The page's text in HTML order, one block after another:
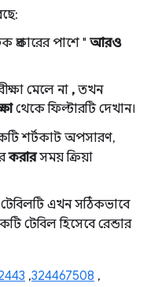
প্রকারের পাশে " আরও
মেলে না , তখন
থেকে ফিল্টারটি দেখান।
শর্টকাট অপসারণ,
করারসময় ক্রিয়া
এখন সঠিকভাবে
টেবিল হিসেবে রেন্ডার
,324467508